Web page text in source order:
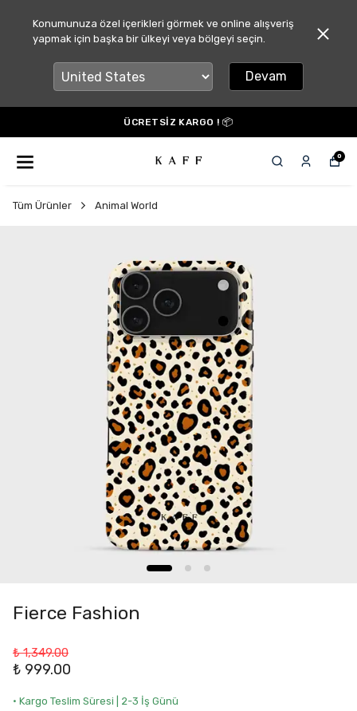
Konumunuza özel içerikleri görmek ve online alışveriş
yapmak için başka bir ülkeyi veya bölgeyi seçin.
Devam
ÜCRETSİZ KARGO ! 📦
0
Tüm Ürünler Animal World
Fierce Fashion
₺ 1,349.00
₺ 999.00
• Kargo Teslim Süresi | 2-3 İş Günü